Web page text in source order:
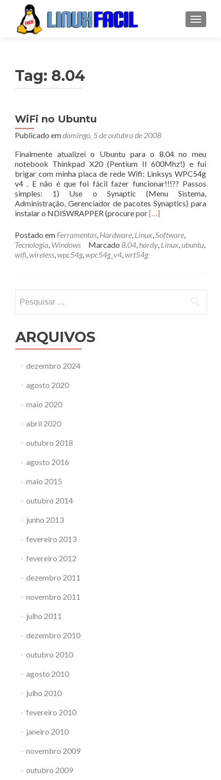
Tag: 8.04
WiFi no Ubuntu
Publicado emdomingo, 5 de outubro de 2008
Finalmente atualizei o Ubuntu para o 8.04 no meu
notebook Thinkpad X20 (Pentium II 600Mhz!) e fui
brigar com minha placa de rede Wifi: Linksys WPC54g
v4 . E não é que foi fácil fazer funcionar!!!?? Passos
simples: 1) Use o Synaptic (Menu Sistema,
Administração, Gerenciador de pacotes Synaptics) para
instalar o NDISWRAPPER (procure porLeia
sobreWiFi
no
Ubuntu
[…]
Postado em Ferramentas, Hardware, Linux,Software,
Tecnologia, Windows Marcado 8.04, hardy, Linux,ubuntu,
wifi,wireless,wpc54g,wpc54g_v4,wrt54g
por:
ARQUIVOS
dezembro 2024
agosto 2020
maio 2020
abril 2020
outubro 2018
agosto 2016
maio 2015
outubro 2014
junho 2013
fevereiro 2013
fevereiro 2012
dezembro 2011
novembro 2011
julho 2011
dezembro 2010
outubro 2010
agosto 2010
julho 2010
fevereiro 2010
janeiro 2010
novembro 2009
outubro 2009